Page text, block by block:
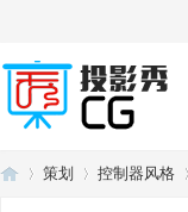
插件 帮助
策划 控制器风格